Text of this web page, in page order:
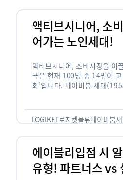
액티브시니어, 소
어가는 노인세대!
액티브시니어, 소비시장을 이
국은 현재 100명 중 14명이 고
회’입니다. 베이비붐 세대
오고 있습니다. 하지만 사회가
LOGIKET로지켓물류베이비붐
에이블리입점 시
유형! 파트너스 vs